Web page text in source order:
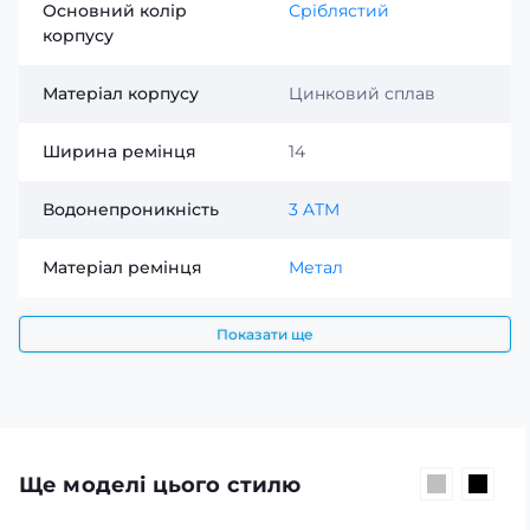
Основний колір
корпусу
Сріблястий
Матеріал корпусу Цинковий сплав
Ширина ремінця 14
Водонепроникність 3 ATM
Матеріал ремінця Метал
Показати ще
Ще моделі цього стилю